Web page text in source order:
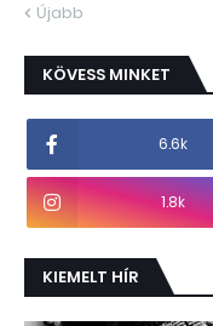
Újabb
KÖVESS MINKET
6.6k
1.8k
KIEMELT HÍR